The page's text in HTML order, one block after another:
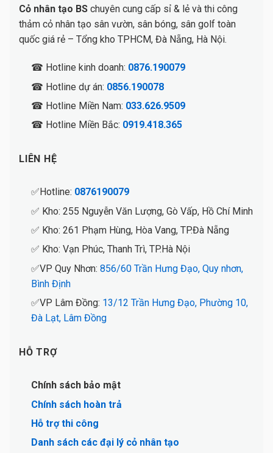
Cỏ nhân tạo BS chuyên cung cấp sỉ & lẻ và thi công
thảm cỏ nhân tạo sân vườn, sân bóng, sân golf toàn
quốc giá rẻ – Tổng kho TPHCM, Đà Nẵng, Hà Nội.
☎ Hotline kinh doanh: 0876.190079
☎ Hotline dự án: 0856.190078
☎ Hotline Miền Nam: 033.626.9509
☎ Hotline Miền Bắc: 0919.418.365
LIÊN HỆ
✅Hotline: 0876190079
✅ Kho: 255 Nguyễn Văn Lượng, Gò Vấp, Hồ Chí Minh
✅ Kho: 261 Phạm Hùng, Hòa Vang, TP.Đà Nẵng
✅ Kho: Vạn Phúc, Thanh Trì, TP.Hà Nội
✅VP Quy Nhơn: 856/60 Trần Hưng Đạo, Quy nhơn,
Bình Định
✅VP Lâm Đồng: 13/12 Trần Hưng Đạo, Phường 10,
Đà Lạt, Lâm Đồng
HỖ TRỢ
Chính sách bảo mật
Chính sách hoàn trả
Hỗ trợ thi công
Danh sách các đại lý cỏ nhân tạo